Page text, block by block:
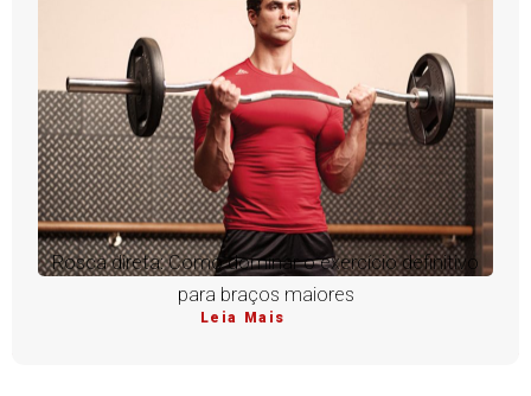
Rosca direta: Como dominar o exercício definitivo
para braços maiores
Leia Mais